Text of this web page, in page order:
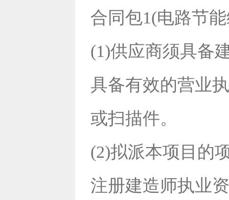
合同包1(电路节
(1)供应商须具备
具备有效的营业
或扫描件。
(2)拟派本项目的
注册建造师执业